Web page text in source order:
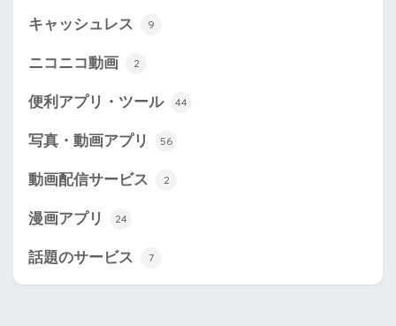
キャッシュレス 9
ニコニコ動画 2
便利アプリ・ツール 44
写真・動画アプリ 56
動画配信サービス 2
漫画アプリ 24
話題のサービス 7